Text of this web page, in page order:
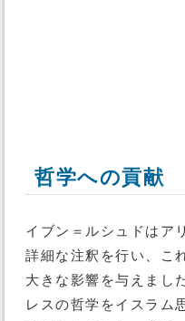
哲学への貢献
イブン＝ルシュドはア
詳細な注釈を行い、こ
大きな影響を与えまし
レスの哲学をイスラム